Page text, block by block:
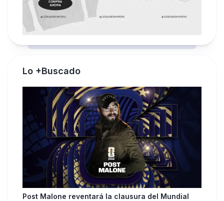
Lo +Buscado
Post Malone reventará la clausura del Mundial